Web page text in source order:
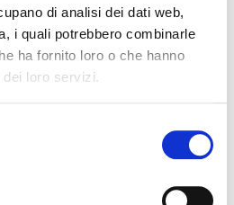
di analisi dei dati web,
i quali potrebbero combinarle
ha fornito loro o che hanno
loro servizi.